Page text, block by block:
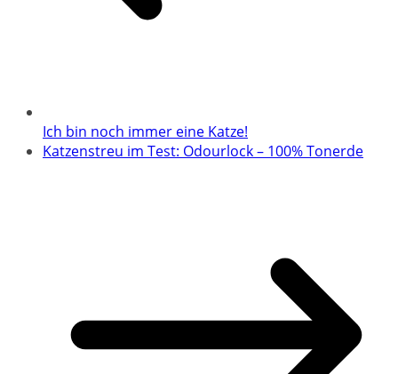
Ich bin noch immer eine Katze!
Katzenstreu im Test: Odourlock – 100% Tonerde